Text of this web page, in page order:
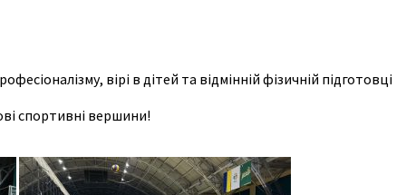
вірі в дітей та відмінній фізичній підготовці
спортивні вершини!